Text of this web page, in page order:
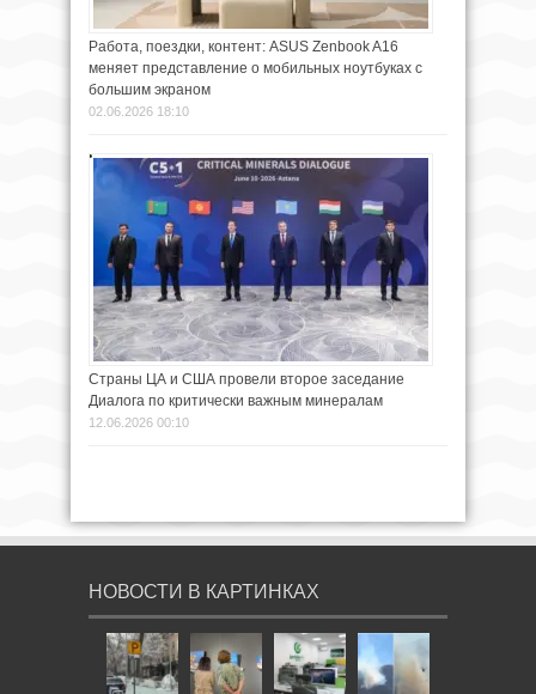
Работа, поездки, контент: ASUS Zenbook A16
меняет представление о мобильных ноутбуках с
большим экраном
02.06.2026 18:10
Страны ЦА и США провели второе заседание
Диалога по критически важным минералам
12.06.2026 00:10
НОВОСТИ В КАРТИНКАХ